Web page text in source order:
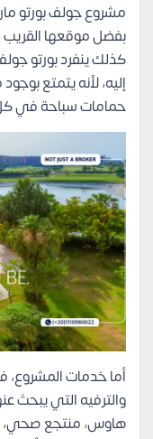
مشروع جولف بورتو
بفضل موقعها القريب
كذلك ينفرد بورتو
إليه، لأنه يتمتع
حمامات سباحة في
أما خدمات المشروع،
والترفيه التي يبحث
هاوس، منتجع صحي،